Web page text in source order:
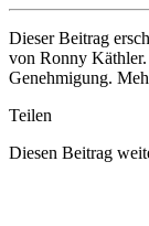
Dieser Beitrag
von Ronny
Genehmigung.
Teilen
Diesen Beitrag